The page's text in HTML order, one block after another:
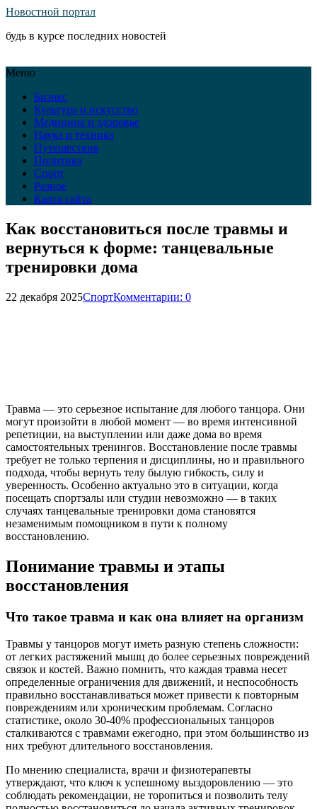
Новостной портал
будь в курсе последних новостей
Меню
Бизнес
Культура и искусство
Медицина и здоровье
Наука и техника
Путешествия
Политика
Спорт
Разное
Карта сайта
Как восстановиться после травмы и
вернуться к форме: танцевальные
тренировки дома
22 декабря 2025СпортКомментарии: 0
Травма — это серьезное испытание для любого танцора. Они
могут произойти в любой момент — во время интенсивной
репетиции, на выступлении или даже дома во время
самостоятельных тренингов. Восстановление после травмы
требует не только терпения и дисциплины, но и правильного
подхода, чтобы вернуть телу былую гибкость, силу и
уверенность. Особенно актуально это в ситуации, когда
посещать спортзалы или студии невозможно — в таких
случаях танцевальные тренировки дома становятся
незаменимым помощником в пути к полному
восстановлению.
Понимание травмы и этапы
восстановления
Что такое травма и как она влияет на организм
Травмы у танцоров могут иметь разную степень сложности:
от легких растяжений мышц до более серьезных повреждений
связок и костей. Важно помнить, что каждая травма несет
определенные ограничения для движений, и неспособность
правильно восстанавливаться может привести к повторным
повреждениям или хроническим проблемам. Согласно
статистике, около 30-40% профессиональных танцоров
сталкиваются с травмами ежегодно, при этом большинство из
них требуют длительного восстановления.
По мнению специалиста, врачи и физиотерапевты
утверждают, что ключ к успешному выздоровлению — это
соблюдать рекомендации, не торопиться и позволить телу